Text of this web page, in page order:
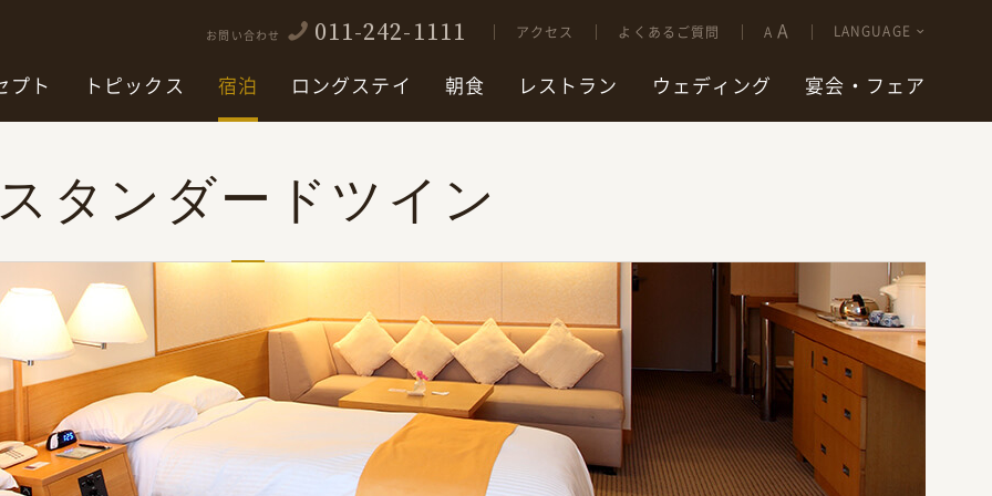
お問い合わせ 011-242-1111 アクセス よくあるご質問 A A LANGUAGE
プト トピックス 宿泊 ロングステイ 朝食 レストラン ウェディング 宴会・フェア
タンダードツイン